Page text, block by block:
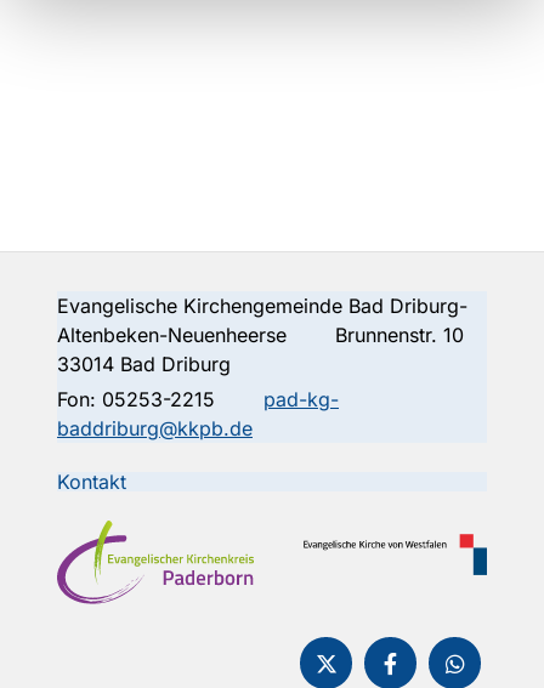
Evangelische Kirchengemeinde Bad Driburg-
Altenbeken-Neuenheerse Brunnenstr. 10
33014 Bad Driburg
Fon: 05253-2215
pad-kg-
baddriburg@kkpb.de
Kontakt